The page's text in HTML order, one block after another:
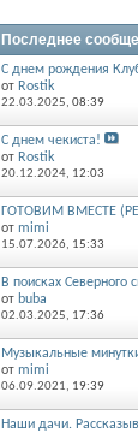
Последнее
С днем рождения
от Rostik
22.03.2025, 08:39
С днем чекиста!
от Rostik
20.12.2024, 12:03
ГОТОВИМ ВМЕСТЕ
от mimi
15.07.2026, 15:33
В поисках Северного
от buba
02.03.2025, 17:36
Музыкальные
от mimi
06.09.2021, 19:39
Наши дачи.